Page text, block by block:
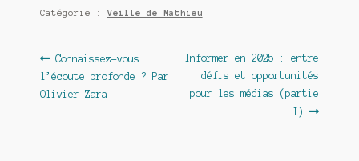
Catégorie :Veille de Mathieu
Navigation
de
Article
précédent :
Connaissez-vous
l’écoute profonde ? Par
Olivier Zara
Article
suivant :
Informer en 2025 : entre
défis et opportunités
pour les médias (partie
I)